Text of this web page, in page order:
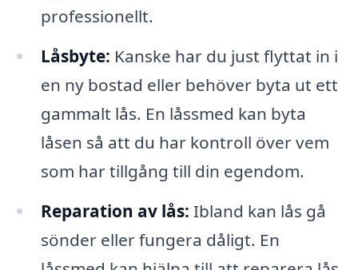
professionellt.
Låsbyte: Kanske har du just flyttat in i
en ny bostad eller behöver byta ut ett
gammalt lås. En låssmed kan byta
låsen så att du har kontroll över vem
som har tillgång till din egendom.
Reparation av lås: Ibland kan lås gå
sönder eller fungera dåligt. En